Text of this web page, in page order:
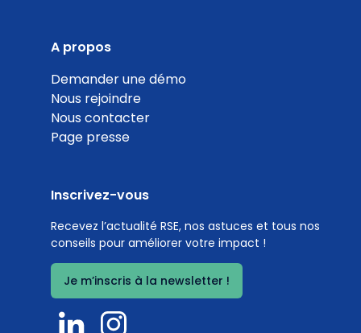
A propos
Demander une démo
Nous rejoindre
Nous contacter
Page presse
Inscrivez-vous
Recevez l’actualité RSE, nos astuces et tous nos
conseils pour améliorer votre impact !
Je m’inscris à la newsletter !